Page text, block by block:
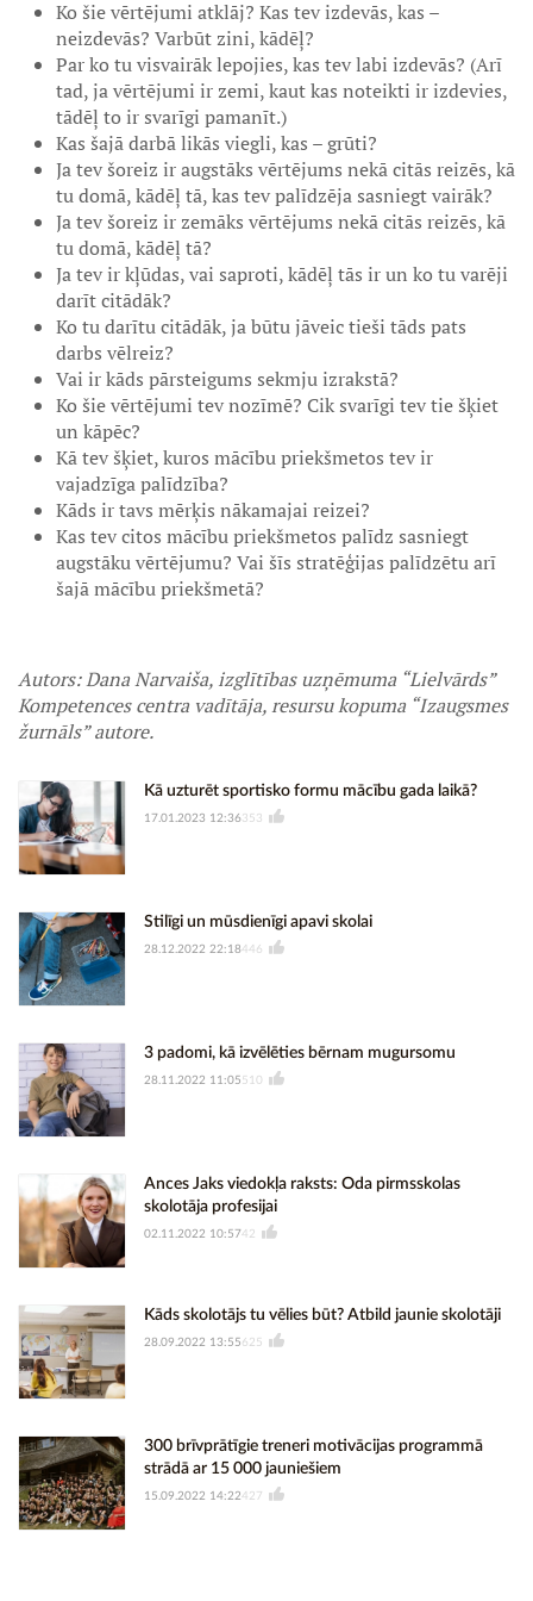
Ko šie vērtējumi atklāj? Kas tev izdevās, kas –
neizdevās? Varbūt zini, kādēļ?
Par ko tu visvairāk lepojies, kas tev labi izdevās? (Arī
tad, ja vērtējumi ir zemi, kaut kas noteikti ir izdevies,
tādēļ to ir svarīgi pamanīt.)
Kas šajā darbā likās viegli, kas – grūti?
Ja tev šoreiz ir augstāks vērtējums nekā citās reizēs, kā
tu domā, kādēļ tā, kas tev palīdzēja sasniegt vairāk?
Ja tev šoreiz ir zemāks vērtējums nekā citās reizēs, kā
tu domā, kādēļ tā?
Ja tev ir kļūdas, vai saproti, kādēļ tās ir un ko tu varēji
darīt citādāk?
Ko tu darītu citādāk, ja būtu jāveic tieši tāds pats
darbs vēlreiz?
Vai ir kāds pārsteigums sekmju izrakstā?
Ko šie vērtējumi tev nozīmē? Cik svarīgi tev tie šķiet
un kāpēc?
Kā tev šķiet, kuros mācību priekšmetos tev ir
vajadzīga palīdzība?
Kāds ir tavs mērķis nākamajai reizei?
Kas tev citos mācību priekšmetos palīdz sasniegt
augstāku vērtējumu? Vai šīs stratēģijas palīdzētu arī
šajā mācību priekšmetā?
Autors: Dana Narvaiša, izglītības uzņēmuma “Lielvārds”
Kompetences centra vadītāja, resursu kopuma “Izaugsmes
žurnāls” autore.
Kā uzturēt sportisko formu mācību gada laikā?
17.01.2023 12:36353
Stilīgi un mūsdienīgi apavi skolai
28.12.2022 22:18446
3 padomi, kā izvēlēties bērnam mugursomu
28.11.2022 11:05 510
Ances Jaks viedokļa raksts: Oda pirmsskolas
skolotāja profesijai
02.11.2022 10:5742
Kāds skolotājs tu vēlies būt? Atbild jaunie skolotāji
28.09.2022 13:55 625
300 brīvprātīgie treneri motivācijas programmā
strādā ar 15 000 jauniešiem
15.09.2022 14:22427